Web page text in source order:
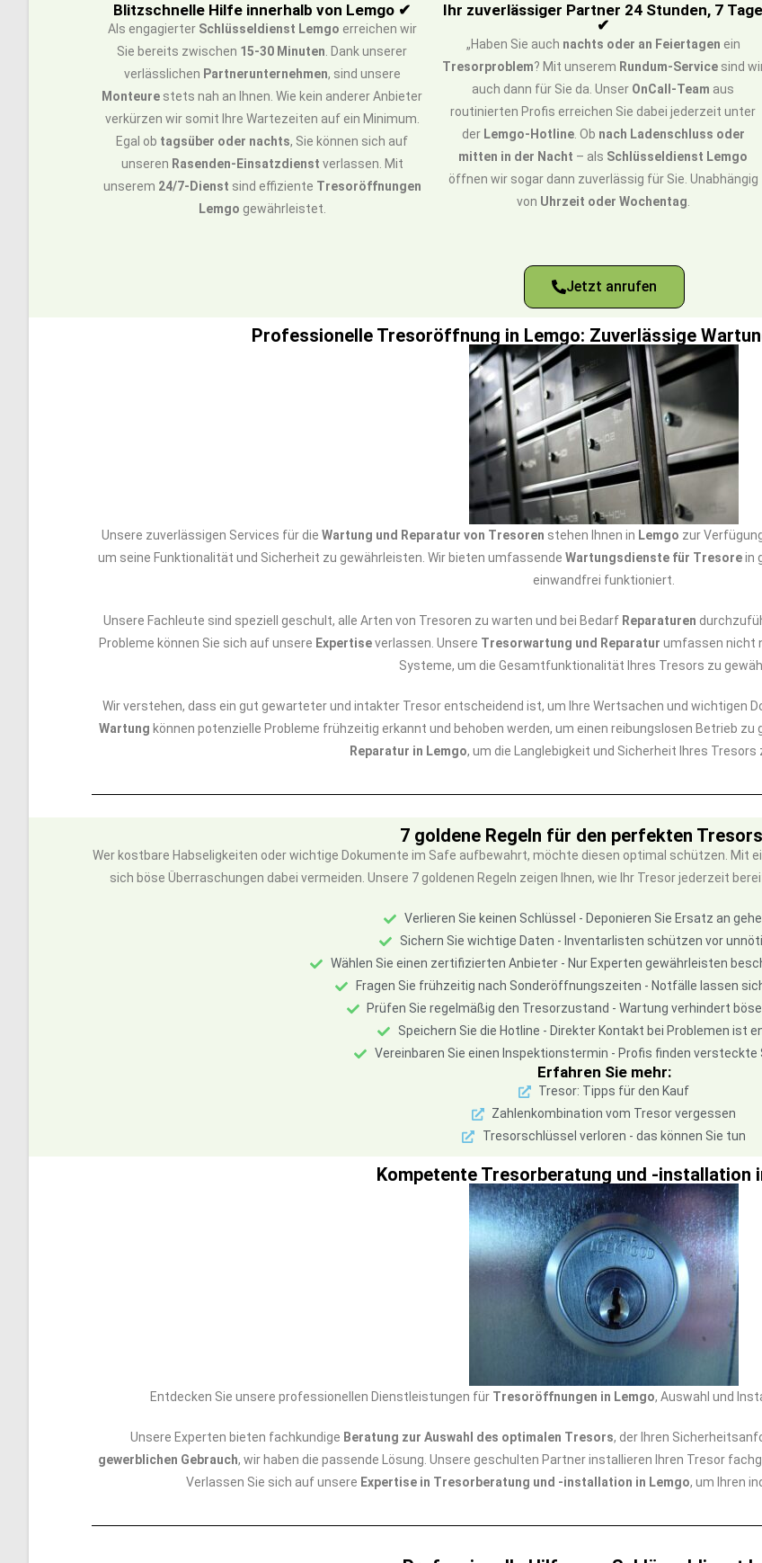
Blitzschnelle Hilfe innerhalb von Lemgo ✔
Als engagierter Schlüsseldienst Lemgo erreichen wir
Sie bereits zwischen 15-30 Minuten . Dank unserer
verlässlichen Partnerunternehmen, sind unsere
Monteure stets nah an Ihnen. Wie kein anderer Anbieter
verkürzen wir somit Ihre Wartezeiten auf ein Minimum.
Egal ob tagsüber oder nachts, Sie können sich auf
unseren Rasenden-Einsatzdienst verlassen. Mit
unserem 24/7-Dienst sind effiziente Tresoröffnungen
Lemgo gewährleistet.
Ihr zuverlässiger Partner 24 Stunden, 7 Tage
✔
„Haben Sie auch nachts oder an Feiertagen ein
Tresorproblem? Mit unserem Rundum-Servicesind
auch dann für Sie da. Unser OnCall-Team aus
routinierten Profis erreichen Sie dabei jederzeit unter
der Lemgo-Hotline. Ob nach Ladenschluss oder
mitten in der Nacht – als Schlüsseldienst Lemgo
öffnen wir sogar dann zuverlässig für Sie. Unabhängig
von Uhrzeit oder Wochentag
Jetzt anrufen
Professionelle Tresoröffnung in Lemgo: Zuverlässige
Unsere zuverlässigen Services für die Wartung und Reparatur von Tresoren stehen Ihnen in Lemgo zur
um seine Funktionalität und Sicherheit zu gewährleisten. Wir bieten umfassende Wartungsdienste für Tresorein
einwandfrei funktioniert.
Unsere Fachleute sind speziell geschult, alle Arten von Tresoren zu warten und bei Bedarf Reparaturen
Probleme können Sie sich auf unsere Expertiseverlassen. Unsere Tresorwartung und Reparatur umfassen nicht
Systeme, um die Gesamtfunktionalität Ihres Tresors zu
Wir verstehen, dass ein gut gewarteter und intakter Tresor entscheidend ist, um Ihre Wertsachen und wichtigen
Wartung können potenzielle Probleme frühzeitig erkannt und behoben werden, um einen reibungslosen Betrieb
Reparatur in Lemgo, um die Langlebigkeit und Sicherheit Ihres
7 goldene Regeln für den perfekten
Wer kostbare Habseligkeiten oder wichtige Dokumente im Safe aufbewahrt, möchte diesen optimal schützen. Mit
sich böse Überraschungen dabei vermeiden. Unsere 7 goldenen Regeln zeigen Ihnen, wie Ihr Tresor jederzeit
Verlieren Sie keinen Schlüssel - Deponieren Sie Ersatz an
Sichern Sie wichtige Daten - Inventarlisten schützen vor
Wählen Sie einen zertifizierten Anbieter - Nur Experten gewährleisten
Fragen Sie frühzeitig nach Sonderöffnungszeiten - Notfälle lassen
Prüfen Sie regelmäßig den Tresorzustand - Wartung verhindert
Speichern Sie die Hotline - Direkter Kontakt bei Problemen ist
Vereinbaren Sie einen Inspektionstermin - Profis finden
Erfahren Sie mehr:
Tresor: Tipps für den Kauf
Zahlenkombination vom Tresor vergessen
Tresorschlüssel verloren - das können Sie tun
Kompetente Tresorberatung und -installation
Entdecken Sie unsere professionellen Dienstleistungen für Tresoröffnungen in Lemgo, Auswahl und
Unsere Experten bieten fachkundige Beratung zur Auswahl des optimalen Tresors, der Ihren
gewerblichen Gebrauch, wir haben die passende Lösung. Unsere geschulten Partner installieren Ihren Tresor
Verlassen Sie sich auf unsere Expertise in Tresorberatung und -installation in Lemgo, um Ihren